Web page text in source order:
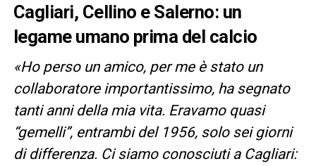
Cagliari, Cellino e Salerno: un
legame umano prima del calcio
«Ho perso un amico, per me è stato un
collaboratore importantissimo, ha segnato
tanti anni della mia vita. Eravamo quasi
“gemelli”, entrambi del 1956, solo sei giorni
di differenza. Ci siamo conosciuti a Cagliari: